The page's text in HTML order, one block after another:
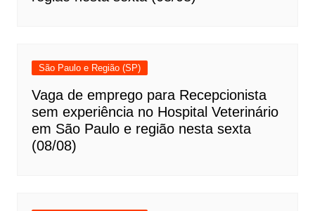
São Paulo e Região (SP)
Vaga de emprego para Recepcionista
sem experiência no Hospital Veterinário
em São Paulo e região nesta sexta
(08/08)